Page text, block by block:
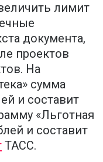
лимит
документа,
проектов
На
сумма
и составит
«Льготная
и составит
ТАСС.